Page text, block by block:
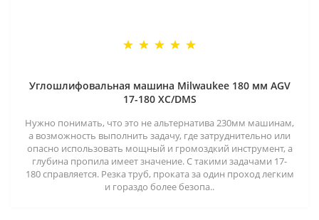
Углошлифовальная машина Milwaukee 180 мм AGV
17-180 XC/DMS
Нужно понимать, что это не альтернатива 230мм машинам,
а возможность выполнить задачу, где затруднительно или
опасно использовать мощный и громоздкий инструмент, а
глубина пропила имеет значение. С такими задачами 17-
180 справляется. Резка труб, проката за один проход легким
и гораздо более безопа..